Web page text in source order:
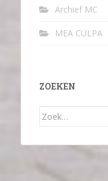
Archief MC
MEA CULPA
ZOEKEN
Zoek